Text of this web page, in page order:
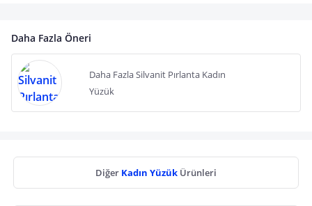
Daha Fazla Öneri
Daha Fazla Silvanit Pırlanta Kadın
Yüzük
Diğer Kadın Yüzük Ürünleri